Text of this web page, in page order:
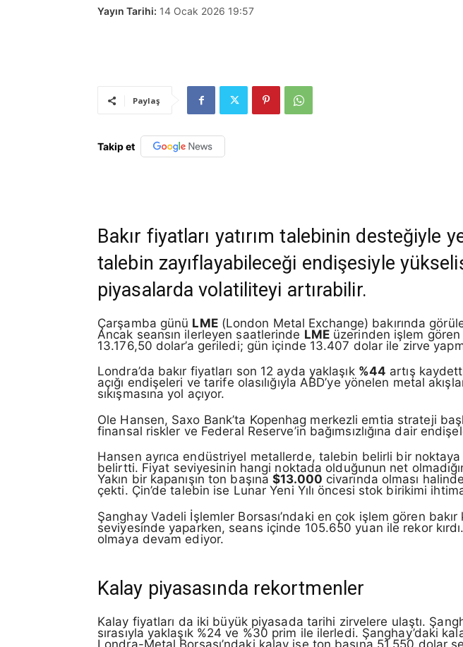
Yayın Tarihi: 14 Ocak 2026 19:57
Paylaş
Takip et
Bakır fiyatları yatırım talebinin desteğiyle
talebin zayıflayabileceği endişesiyle
piyasalarda volatiliteyi artırabilir.
Çarşamba günü LME(London Metal Exchange) bakırında
Ancak seansın ilerleyen saatlerinde LMEüzerinden işlem gören
13.176,50 dolar’a geriledi; gün içinde 13.407 dolar ile zirve
Londra’da bakır fiyatları son 12 ayda yaklaşık %44 artış
açığı endişeleri ve tarife olasılığıyla ABD’ye yönelen metal
sıkışmasına yol açıyor.
Ole Hansen, Saxo Bank’ta Kopenhag merkezli emtia strateji
finansal riskler ve Federal Reserve’in bağımsızlığına dair
Hansen ayrıca endüstriyel metallerde, talebin belirli bir noktaya
belirtti. Fiyat seviyesinin hangi noktada olduğunun net
Yakın bir kapanışın ton başına$13.000 civarında olması
çekti. Çin’de talebin ise Lunar Yeni Yılı öncesi stok birikimi
Şanghay Vadeli İşlemler Borsası’ndaki en çok işlem gören
seviyesinde yaparken, seans içinde 105.650 yuan ile rekor
olmaya devam ediyor.
Kalay piyasasında rekortmenler
Kalay fiyatları da iki büyük piyasada tarihi zirvelere ulaştı.
sırasıyla yaklaşık %24 ve %30 prim ile ilerledi. Şanghay’daki
Londra-Metal Borsası’ndaki kalay ise ton başına 51.550 dolar